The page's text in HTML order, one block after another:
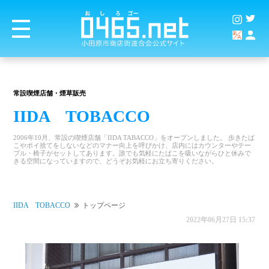
常設喫煙店舗・煙草販売
IIDA TOBACCO
2006年10月、常設の喫煙店舗「IIDA TABACCO」をオープンしました。 歩きたば
こやポイ捨てをしないなどのマナー向上を呼びかけ、店内にはカウンターやテー
ブル・椅子がセットしてあります。誰でも気軽にたばこを吸いながらひと休みで
きる空間になっていますので、どうぞお気軽にお立ち寄りください。
IIDA TOBACCO
トップページ
2022年06月27日 15:37